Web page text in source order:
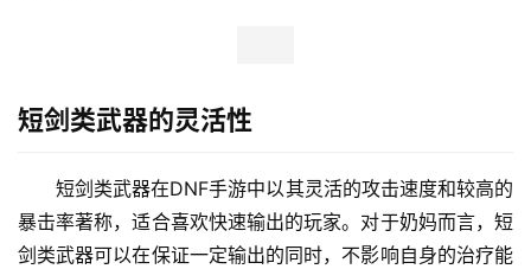
短剑类武器的灵活性
短剑类武器在DNF手游中以其灵活的攻击速度和较高的
暴击率著称，适合喜欢快速输出的玩家。对于奶妈而言，短
剑类武器可以在保证一定输出的同时，不影响自身的治疗能